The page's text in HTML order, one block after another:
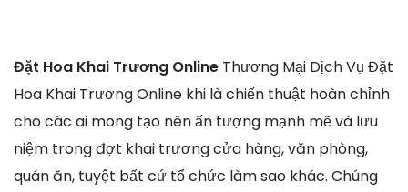
Đặt Hoa Khai Trương Online Thương Mại Dịch Vụ Đặt
Hoa Khai Trương Online khi là chiến thuật hoàn chỉnh
cho các ai mong tạo nên ấn tượng mạnh mẽ và lưu
niệm trong đợt khai trương cửa hàng, văn phòng,
quán ăn, tuyệt bất cứ tổ chức làm sao khác. Chúng